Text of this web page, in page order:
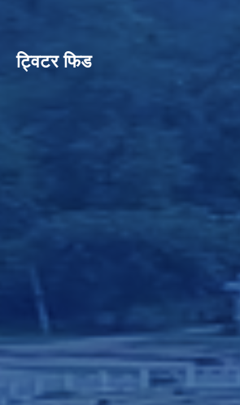
ट्विटर फिड